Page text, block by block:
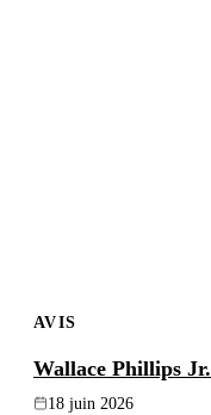
AVIS
Wallace Phillips Jr.
18 juin 2026